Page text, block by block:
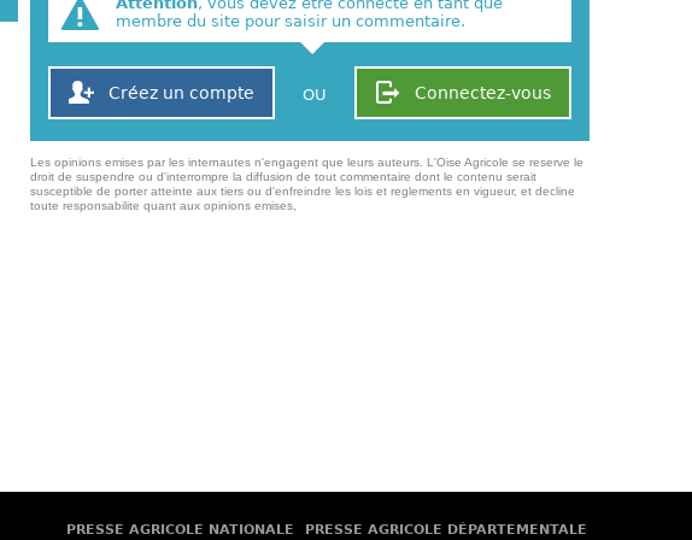
membre du site pour saisir un commentaire.
Connectez-vous
Créez un compte OU
Les opinions emises par les internautes n'engagent que leurs auteurs. L'Oise Agricole se reserve le
droit de suspendre ou d'interrompre la diffusion de tout commentaire dont le contenu serait
susceptible de porter atteinte aux tiers ou d'enfreindre les lois et reglements en vigueur, et decline
toute responsabilite quant aux opinions emises,
PRESSE AGRICOLE NATIONALE PRESSE AGRICOLE DÉPARTEMENTALE